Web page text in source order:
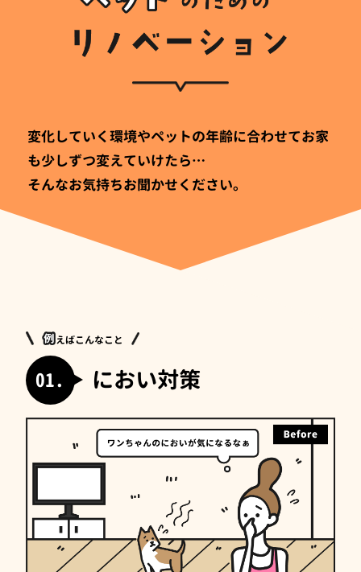
変化していく環境やペットの年齢に合わせてお家
も少しずつ変えていけたら…
そんなお気持ちお聞かせください。
えばこんなこと
01. におい対策